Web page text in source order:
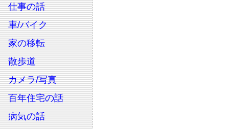
仕事の話
車/バイク
家の移転
散歩道
カメラ/写真
百年住宅の話
病気の話